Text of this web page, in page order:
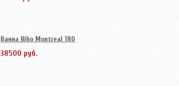
Ванна Riho Montreal 180
38500 руб.